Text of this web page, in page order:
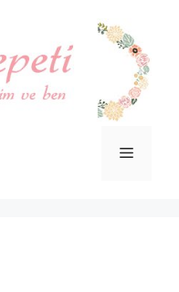
Menü